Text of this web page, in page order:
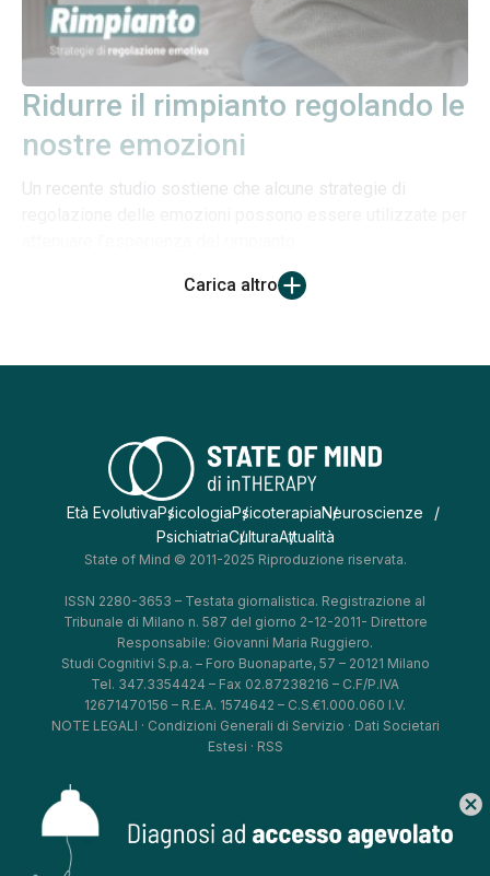
Ridurre il rimpianto regolando le
nostre emozioni
Un recente studio sostiene che alcune strategie di
Carica altro
Età EvolutivaPsicologiaPsicoterapiaNeuroscienze
PsichiatriaCulturaAttualità
State of Mind © 2011-2025 Riproduzione riservata.
ISSN 2280-3653 – Testata giornalistica. Registrazione al
Tribunale di Milano n. 587 del giorno 2-12-2011- Direttore
Responsabile: Giovanni Maria Ruggiero.
Studi Cognitivi S.p.a. – Foro Buonaparte, 57 – 20121 Milano
Tel. 347.3354424 – Fax 02.87238216 – C.F/P.IVA
12671470156 – R.E.A. 1574642 – C.S.€1.000.060 I.V.
NOTE LEGALI · Condizioni Generali di Servizio · Dati Societari
Estesi · RSS
Aggiorna le tue preferenze
** *
cancel